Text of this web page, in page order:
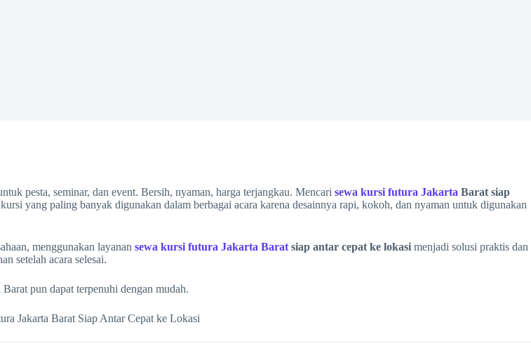
pesta, seminar, dan event. Bersih, nyaman, harga terjangkau. Mencari sewa kursi futura Jakarta Barat siap
yang paling banyak digunakan dalam berbagai acara karena desainnya rapi, kokoh, dan nyaman untuk digunakan
menggunakan layanan sewa kursi futura Jakarta Barat siap antar cepat ke lokasi menjadi solusi praktis dan
setelah acara selesai.
pun dapat terpenuhi dengan mudah.